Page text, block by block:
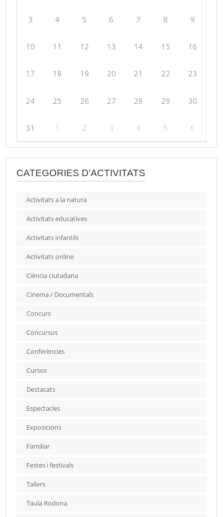
3 4 5 6 7 8 9
10 11 12 13 14 15 16
17 18 19 20 21 22 23
24 25 26 27 28 29 30
31 1 2 3 4 5 6
CATEGORIES D'ACTIVITATS
Activitats a la natura
Activitats educatives
Activitats infantils
Activitats online
Ciència ciutadana
Cinema / Documentals
Concurs
Concursos
Conferències
Cursos
Destacats
Espectacles
Exposicions
Familiar
Festes i festivals
Tallers
Taula Rodona